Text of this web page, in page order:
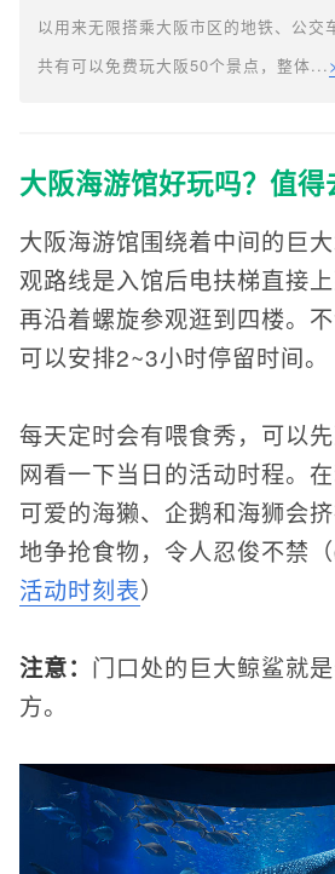
以用来无限搭乘大阪市区的地铁、公交
共有可以免费玩大阪50个景点，整体...
大阪海游馆好玩吗？值得
大阪海游馆围绕着中间的巨
观路线是入馆后电扶梯直接上
再沿着螺旋参观逛到四楼。不
可以安排2~3小时停留时间。
每天定时会有喂食秀，可以
网看一下当日的活动时程。
可爱的海獭、企鹅和海狮会
地争抢食物，令人忍俊不禁
活动时刻表）
注意： 门口处的巨大鲸鲨就
方。